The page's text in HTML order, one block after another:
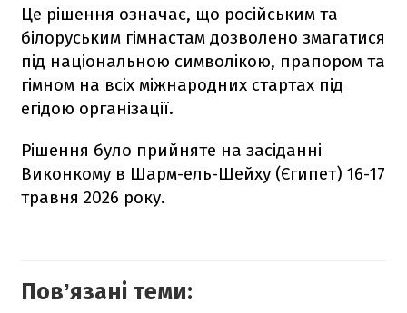
Це рішення означає, що російським та
білоруським гімнастам дозволено змагатися
під національною символікою, прапором та
гімном на всіх міжнародних стартах під
егідою організації.
Рішення було прийняте на засіданні
Виконкому в Шарм-ель-Шейху (Єгипет) 16-17
травня 2026 року.
Повʼязані теми: